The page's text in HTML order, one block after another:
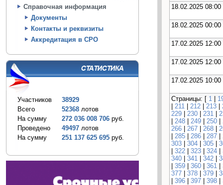
Справочная информация
Документы
Контакты и реквизиты
Аккредитация в СРО
Участников
38929
Всего
52368 лотов
На сумму
272 036 008 706 руб.
Проведено
49497 лотов
На сумму
251 137 625 695 руб.
18.02.2025 08:00
18.02.2025 00:00
17.02.2025 12:00
17.02.2025 12:00
17.02.2025 10:00
Страницы: [ 1 |
| 211 | 212 | 213 |
229 | 230 | 231 |
| 248 | 249 | 250 |
266 | 267 | 268 |
| 285 | 286 | 287 |
303 | 304 | 305 |
| 322 | 323 | 324 |
340 | 341 | 342 |
| 359 | 360 | 361 |
377 | 378 | 379 |
| 396 | 397 | 398 |